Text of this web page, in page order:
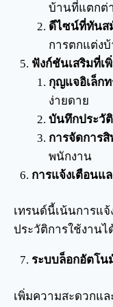
บ้านที่แตกต่
ดีไซน์ที่ทันส
การตกแต่ง
ฟังก์ชันเสริมที่เ
กุญแจอิเล็ก
ง่ายดาย
บันทึกประวั
การจัดการ
พนักงาน
การแจ้งเตือนแ
เทรนด์นี้เน้นการแ
ประวัติการใช้งาน
ระบบล็อกอัตโน
เพิ่มความสะดวกแ